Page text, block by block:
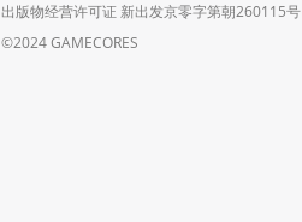
出版物经营许可证 新出发京零字第朝260115号
©2024 GAMECORES